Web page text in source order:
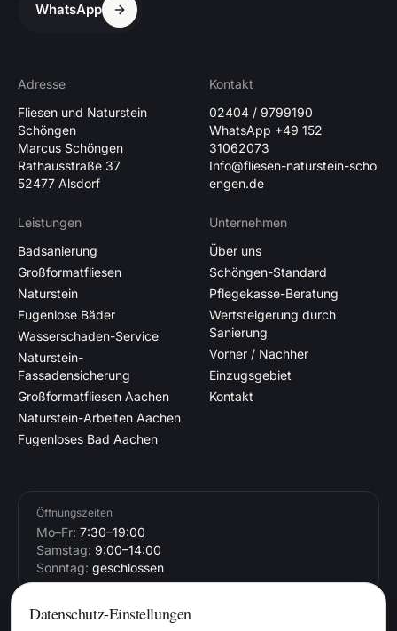
WhatsApp
Adresse
Fliesen und Naturstein
Schöngen
Marcus Schöngen
Rathausstraße 37
52477 Alsdorf
Kontakt
02404 / 9799190
WhatsApp +49 152
31062073
Info@fliesen-naturstein-scho
engen.de
Leistungen
Badsanierung
Großformatfliesen
Naturstein
Fugenlose Bäder
Wasserschaden-Service
Naturstein-
Fassadensicherung
Großformatfliesen Aachen
Naturstein-Arbeiten Aachen
Fugenloses Bad Aachen
Unternehmen
Über uns
Schöngen-Standard
Pflegekasse-Beratung
Wertsteigerung durch
Sanierung
Vorher / Nachher
Einzugsgebiet
Kontakt
Öffnungszeiten
Mo–Fr: 7:30–19:00
Samstag: 9:00–14:00
Sonntag: geschlossen
Datenschutz-Einstellungen